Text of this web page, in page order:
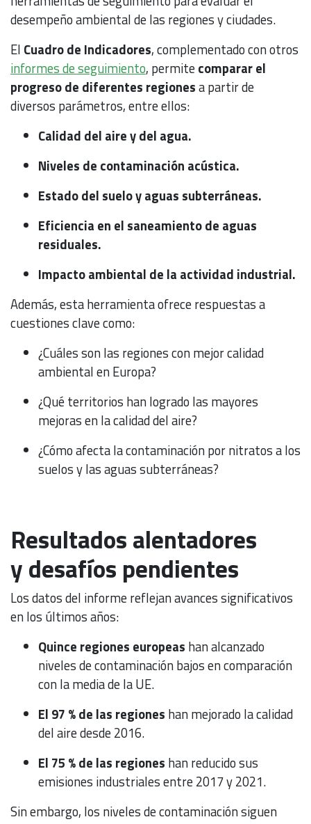
desempeño ambiental de las regiones y ciudades.
El Cuadro de Indicadores, complementado con otros
informes de seguimiento, permitecomparar el
progreso de diferentes regionesa partir de
diversos parámetros, entre ellos:
Calidad del aire y del agua.
Niveles de contaminación acústica.
Estado del suelo y aguas subterráneas.
Eficiencia en el saneamiento de aguas
residuales.
Impacto ambiental de la actividad industrial.
Además, esta herramienta ofrece respuestas a
cuestiones clave como:
¿Cuáles son las regiones con mejor calidad
ambiental en Europa?
¿Qué territorios han logrado las mayores
mejoras en la calidad del aire?
¿Cómo afecta la contaminación por nitratos a los
suelos y las aguas subterráneas?
Resultados alentadores
y desafíos pendientes
Los datos del informe reflejan avances significativos
en los últimos años:
Quince regiones europeas han alcanzado
niveles de contaminación bajos en comparación
con la media de la UE.
El 97 % de las regiones han mejorado la calidad
del aire desde 2016.
El 75 % de las regiones han reducido sus
emisiones industriales entre 2017 y 2021.
Sin embargo, los niveles de contaminación siguen